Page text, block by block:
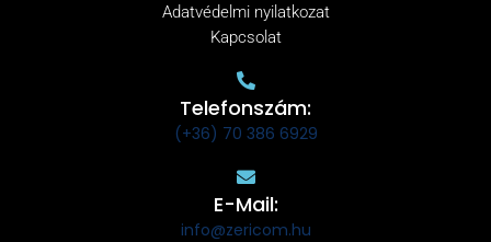
Adatvédelmi nyilatkozat
Kapcsolat
Telefonszám:
(+36) 70 386 6929
E-Mail:
info@zericom.hu